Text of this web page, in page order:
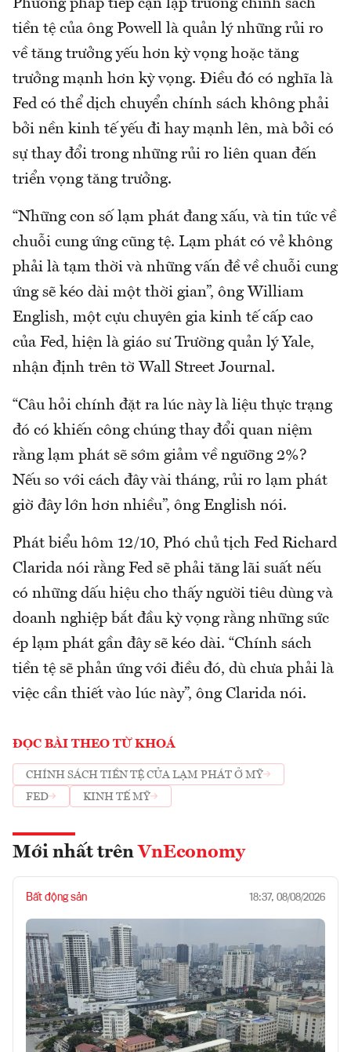
Phương pháp tiếp cận lập trường chính sách
tiền tệ của ông Powell là quản lý những rủi ro
về tăng trưởng yếu hơn kỳ vọng hoặc tăng
trưởng mạnh hơn kỳ vọng. Điều đó có nghĩa là
Fed có thể dịch chuyển chính sách không phải
bởi nền kinh tế yếu đi hay mạnh lên, mà bởi có
sự thay đổi trong những rủi ro liên quan đến
triển vọng tăng trưởng.
“Những con số lạm phát đang xấu, và tin tức về
chuỗi cung ứng cũng tệ. Lạm phát có vẻ không
phải là tạm thời và những vấn đề về chuỗi cung
ứng sẽ kéo dài một thời gian”, ông William
English, một cựu chuyên gia kinh tế cấp cao
của Fed, hiện là giáo sư Trường quản lý Yale,
nhận định trên tờ Wall Street Journal.
“Câu hỏi chính đặt ra lúc này là liệu thực trạng
đó có khiến công chúng thay đổi quan niệm
rằng lạm phát sẽ sớm giảm về ngưỡng 2%?
Nếu so với cách đây vài tháng, rủi ro lạm phát
giờ đây lớn hơn nhiều”, ông English nói.
Phát biểu hôm 12/10, Phó chủ tịch Fed Richard
Clarida nói rằng Fed sẽ phải tăng lãi suất nếu
có những dấu hiệu cho thấy người tiêu dùng và
doanh nghiệp bắt đầu kỳ vọng rằng những sức
ép lạm phát gần đây sẽ kéo dài. “Chính sách
tiền tệ sẽ phản ứng với điều đó, dù chưa phải là
việc cần thiết vào lúc này”, ông Clarida nói.
ĐỌC BÀI THEO TỪ KHOÁ
CHÍNH SÁCH TIỀN TỆ CỦA LẠM PHÁT Ở MỸ
FED
KINH TẾ MỸ
Mới nhất trên VnEconomy
Bất động sản 18:37, 08/08/2026